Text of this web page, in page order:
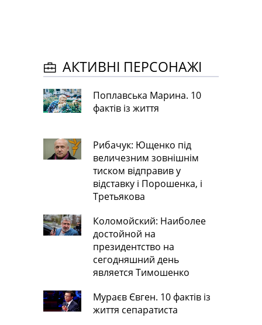
АКТИВНІ ПЕРСОНАЖІ
Поплавська Марина. 10
фактів із життя
Рибачук: Ющенко під
величезним зовнішнім
тиском відправив у
відставку і Порошенка, і
Третьякова
Коломойский: Наиболее
достойной на
президентство на
сегодняшний день
является Тимошенко
Мураєв Євген. 10 фактів із
життя сепаратиста